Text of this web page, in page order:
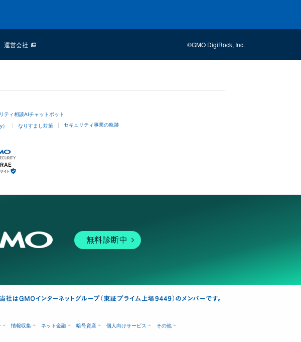
運営会社 ©GMO DigiRock, Inc.
ティ相談AIチャットボット
なりすまし対策 セキュリティ事業の軌跡
無料診断中
情報収集 ネット金融 暗号資産 個人向けサービス その他